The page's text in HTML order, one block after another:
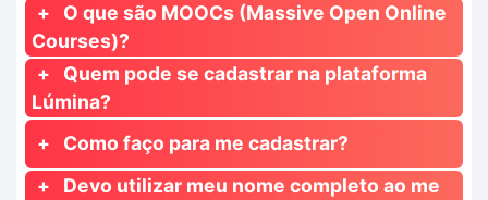
O que são MOOCs (Massive Open Online
Courses)?
Quem pode se cadastrar na plataforma
Lúmina?
Como faço para me cadastrar?
Devo utilizar meu nome completo ao me